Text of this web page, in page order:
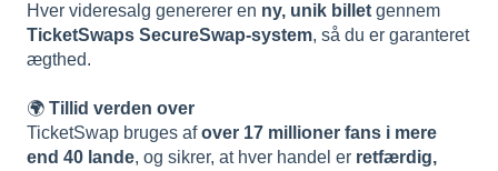
Hver videresalg genererer en ny, unik billet gennem
TicketSwaps SecureSwap-system, så du er garanteret
ægthed.
🌍 Tillid verden over
TicketSwap bruges afover 17 millioner fans i mere
end 40 lande, og sikrer, at hver handel er retfærdig,